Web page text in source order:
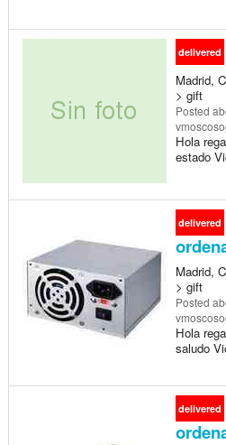
delivered
Madrid,
> gift
Posted
Hola
estado
delivered
Madrid,
> gift
Posted
Hola
saludo
delivered